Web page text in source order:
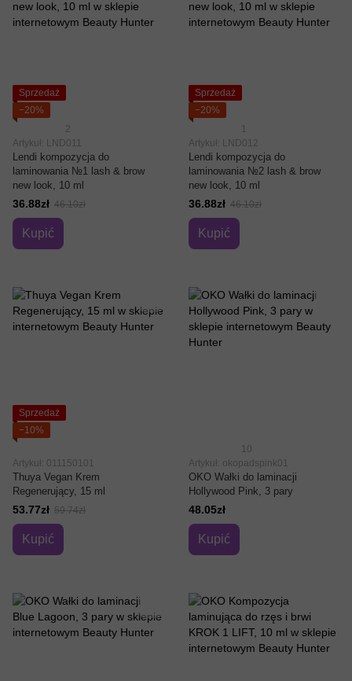
Sprzedaż
−20%
2
Artykuł: LND011
Lendi kompozycja do
laminowania №1 lash & brow
new look, 10 ml
36.88zł 46.10zł
Kupić
Sprzedaż
−20%
1
Artykuł: LND012
Lendi kompozycja do
laminowania №2 lash & brow
new look, 10 ml
36.88zł 46.10zł
Kupić
Sprzedaż
−10%
Artykuł: 011150101
Thuya Vegan Krem
Regenerujący, 15 ml
53.77zł 59.74zł
Kupić
10
Artykuł: okopadspink01
OKO Wałki do laminacji
Hollywood Pink, 3 pary
48.05zł
Kupić